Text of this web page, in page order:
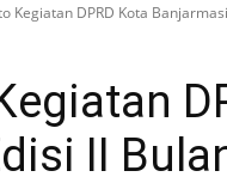
Kegiatan DPRD Kota
II